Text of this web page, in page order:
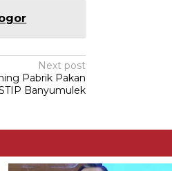
Next post
Pabrik Pakan
Banyumulek